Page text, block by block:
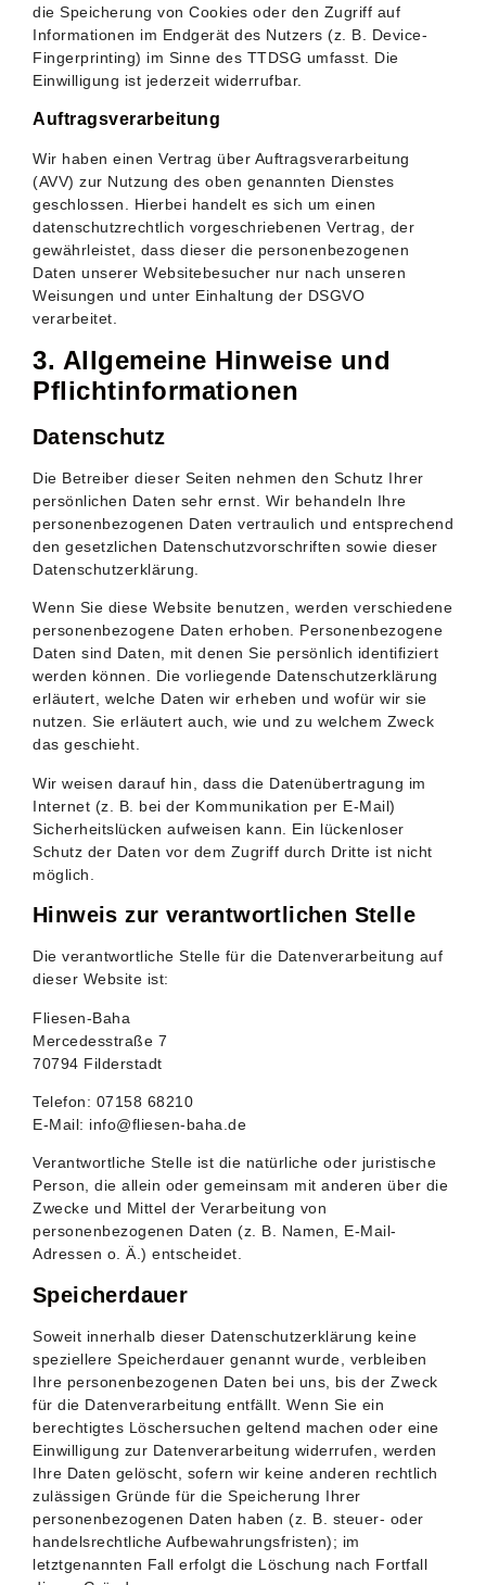
die Speicherung von Cookies oder den Zugriff auf
Informationen im Endgerät des Nutzers (z. B. Device-
Fingerprinting) im Sinne des TTDSG umfasst. Die
Einwilligung ist jederzeit widerrufbar.
Auftragsverarbeitung
Wir haben einen Vertrag über Auftragsverarbeitung
(AVV) zur Nutzung des oben genannten Dienstes
geschlossen. Hierbei handelt es sich um einen
datenschutzrechtlich vorgeschriebenen Vertrag, der
gewährleistet, dass dieser die personenbezogenen
Daten unserer Websitebesucher nur nach unseren
Weisungen und unter Einhaltung der DSGVO
verarbeitet.
3. Allgemeine Hinweise und
Pflicht­informationen
Datenschutz
Die Betreiber dieser Seiten nehmen den Schutz Ihrer
persönlichen Daten sehr ernst. Wir behandeln Ihre
personenbezogenen Daten vertraulich und entsprechend
den gesetzlichen Datenschutzvorschriften sowie dieser
Datenschutzerklärung.
Wenn Sie diese Website benutzen, werden verschiedene
personenbezogene Daten erhoben. Personenbezogene
Daten sind Daten, mit denen Sie persönlich identifiziert
werden können. Die vorliegende Datenschutzerklärung
erläutert, welche Daten wir erheben und wofür wir sie
nutzen. Sie erläutert auch, wie und zu welchem Zweck
das geschieht.
Wir weisen darauf hin, dass die Datenübertragung im
Internet (z. B. bei der Kommunikation per E-Mail)
Sicherheitslücken aufweisen kann. Ein lückenloser
Schutz der Daten vor dem Zugriff durch Dritte ist nicht
möglich.
Hinweis zur verantwortlichen Stelle
Die verantwortliche Stelle für die Datenverarbeitung auf
dieser Website ist:
Fliesen-Baha
Mercedesstraße 7
70794 Filderstadt
Telefon: 07158 68210
E-Mail: info@fliesen-baha.de
Verantwortliche Stelle ist die natürliche oder juristische
Person, die allein oder gemeinsam mit anderen über die
Zwecke und Mittel der Verarbeitung von
personenbezogenen Daten (z. B. Namen, E-Mail-
Adressen o. Ä.) entscheidet.
Speicherdauer
Soweit innerhalb dieser Datenschutzerklärung keine
speziellere Speicherdauer genannt wurde, verbleiben
Ihre personenbezogenen Daten bei uns, bis der Zweck
für die Datenverarbeitung entfällt. Wenn Sie ein
berechtigtes Löschersuchen geltend machen oder eine
Einwilligung zur Datenverarbeitung widerrufen, werden
Ihre Daten gelöscht, sofern wir keine anderen rechtlich
zulässigen Gründe für die Speicherung Ihrer
personenbezogenen Daten haben (z. B. steuer- oder
handelsrechtliche Aufbewahrungsfristen); im
letztgenannten Fall erfolgt die Löschung nach Fortfall